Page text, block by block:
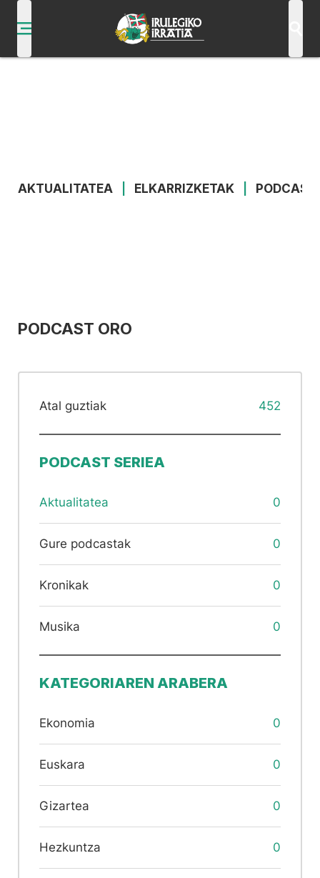
AKTUALITATEA ELKARRIZKETAK
PODCAST ORO
Atal guztiak 452
PODCAST SERIEA
Aktualitatea 0
Gure podcastak 0
Kronikak 0
Musika 0
KATEGORIAREN ARABERA
Ekonomia 0
Euskara 0
Gizartea 0
Hezkuntza 0